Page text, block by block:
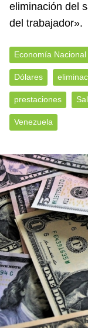
eliminación del
del trabajador».
Economía Nacional
Dólares
prestaciones
Venezuela